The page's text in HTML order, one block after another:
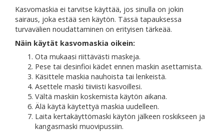
Kasvomaskia ei tarvitse käyttää, jos sinulla on jokin
sairaus, joka estää sen käytön. Tässä tapauksessa
turvavälien noudattaminen on erityisen tärkeää.
Näin käytät kasvomaskia oikein:
Ota mukaasi riittävästi maskeja.
Pese tai desinfioi kädet ennen maskin asettamista.
Käsittele maskia nauhoista tai lenkeistä.
Asettele maski tiiviisti kasvoillesi.
Vältä maskiin koskemista käytön aikana.
Älä käytä käytettyä maskia uudelleen.
Laita kertakäyttömaski käytön jälkeen roskikseen ja
kangasmaski muovipussiin.